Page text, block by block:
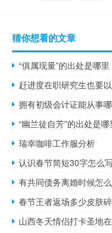
猜你想看的文章
“俱属现量”的出处是哪里
赶进度在职研究生也要
拥有初级会计证能从事
“幽兰徒自芳”的出处是哪
瑞幸咖啡工作服分析
认识春节简短30字怎么写
有共同债务离婚时候怎
春节王者返场多少皮肤
山西冬天情侣打卡圣地